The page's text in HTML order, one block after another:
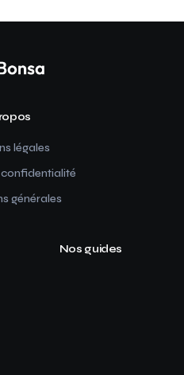
légales
générales
Nos guides